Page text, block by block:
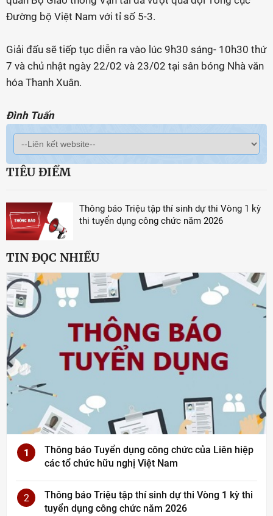
Đường bộ Việt Nam với tỉ số 5-3.
Giải đấu sẽ tiếp tục diễn ra vào lúc 9h30 sáng- 10h30 thứ
7 và chủ nhật ngày 22/02 và 23/02 tại sân bóng Nhà văn
hóa Thanh Xuân.
Đình Tuấn
TIÊU ĐIỂM
Thông báo Triệu tập thí sinh dự thi Vòng 1 kỳ
thi tuyển dụng công chức năm 2026
TIN ĐỌC NHIỀU
1
Thông báo Tuyển dụng công chức của Liên hiệp
các tổ chức hữu nghị Việt Nam
2
Thông báo Triệu tập thí sinh dự thi Vòng 1 kỳ thi
tuyển dụng công chức năm 2026